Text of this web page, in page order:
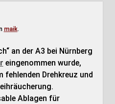
maik.
an der A3 bei Nürnberg
eingenommen wurde,
Drehkreuz und
Ablagen für